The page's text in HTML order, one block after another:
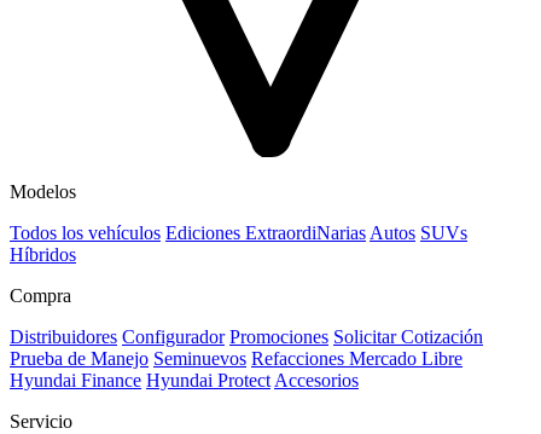
Modelos
Todos los vehículos Ediciones ExtraordiNarias Autos SUVs
Híbridos
Compra
Distribuidores Configurador Promociones Solicitar Cotización
Prueba de Manejo Seminuevos Refacciones Mercado Libre
Hyundai Finance Hyundai Protect Accesorios
Servicio